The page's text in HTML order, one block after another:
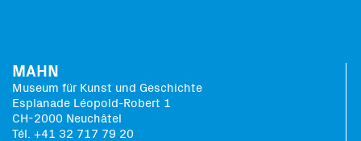
MAHN
Museum für Kunst und Geschichte
Esplanade Léopold-Robert 1
CH-2000 Neuchâtel
Tél. +41 32 717 79 20